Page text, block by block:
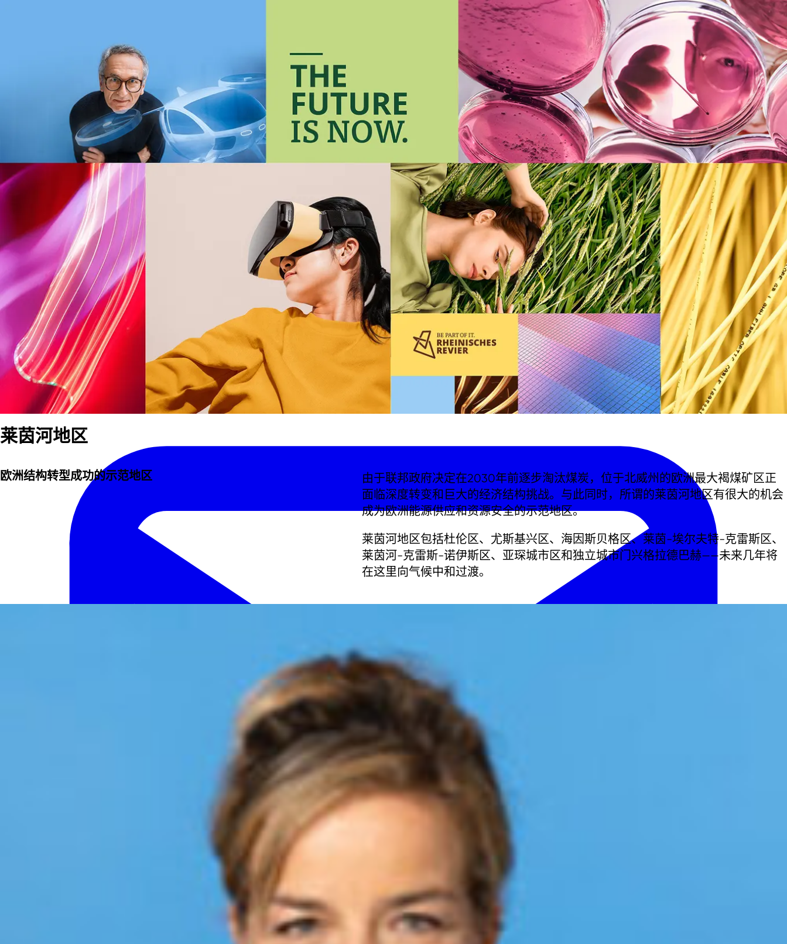
莱茵河地区
欧洲结构转型成功的示范地区
由于联邦政府决定在2030年前逐步淘汰煤炭，位于北威州的欧洲最大褐煤矿区正
面临深度转变和巨大的经济结构挑战。与此同时，所谓的莱茵河地区有很大的机会
成为欧洲能源供应和资源安全的示范地区。
莱茵河地区包括杜伦区、尤斯基兴区、海因斯贝格区、莱茵-埃尔夫特-克雷斯区、
莱茵河-克雷斯-诺伊斯区、亚琛城市区和独立城市门兴格拉德巴赫——未来几年将
在这里向气候中和过渡。